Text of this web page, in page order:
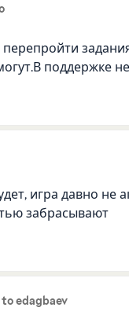
поддержке
игра давно не
забрасывают
to edagbaev